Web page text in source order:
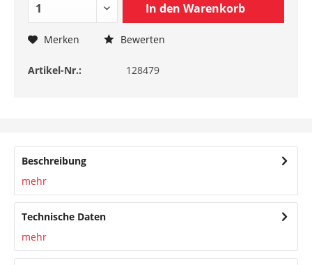
In den Warenkorb
Merken Bewerten
Artikel-Nr.: 128479
Beschreibung
mehr
Technische Daten
mehr